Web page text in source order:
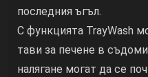
последния ъгъл.
С функцията TrayWash
тави за печене в
налягане могат да се